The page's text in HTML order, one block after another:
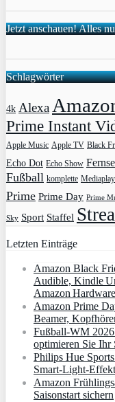
Jetzt anschauen! Alles
Schlagwörter
4k Alexa
Prime Instant
Apple Music Apple TV Black
Echo Dot Echo Show
Fußball komplette
Prime Prime Day Prime
Sky Sport Staffel
Letzten Einträge
Amazon Black
Audible, Kindle
Amazon Hardware
Amazon Prime
Beamer,
Fußball-WM
optimieren Sie Ihr
Philips Hue
Amazon
Saisonstart sichern